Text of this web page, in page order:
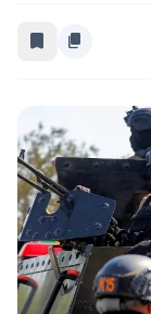
content_copy
bookmark_border